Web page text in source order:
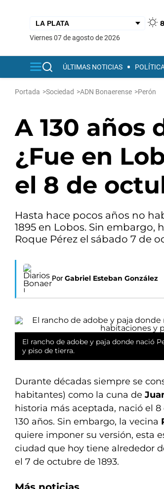
viernes 07 de agosto de 2026
ÚLTIMAS NOTICIAS
Portada >Sociedad >ADN Bonaerense >Perón
A 130 años
¿Fue en
el 8 de
Hasta hace pocos años no
1895 en Lobos. Sin
Roque Pérez el sábado 7 de
Por Gabriel Esteban González
El rancho de adobe y paja donde nació
y piso de tierra.
Durante décadas siempre se
habitantes) como la cuna de
historia más aceptada, nació el 8
130 años. Sin embargo, la vecina
quiere imponer su versión, esta
ciudad que hoy tiene alrededor
el 7 de octubre de 1893.